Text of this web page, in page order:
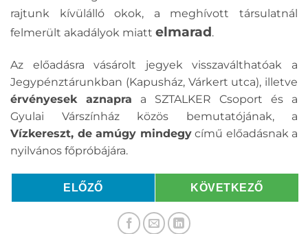
rajtunk kívülálló okok, a meghívott társulatnál
felmerült akadályok miatt elmarad.
Az előadásra vásárolt jegyek visszaválthatóak a
Jegypénztárunkban (Kapusház, Várkert utca), illetve
érvényesek aznapra a SZTALKER Csoport és a
Gyulai Várszínház közös bemutatójának, a
Vízkereszt, de amúgy mindegycímű előadásnak a
nyilvános főpróbájára.
ELŐZŐ KÖVETKEZŐ